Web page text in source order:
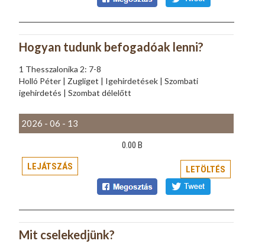
Hogyan tudunk befogadóak lenni?
1 Thesszalonika 2: 7-8
Holló Péter | Zugliget | Igehirdetések | Szombati
igehirdetés | Szombat délelőtt
2026 - 06 - 13
0.00 B
LEJÁTSZÁS
LETÖLTÉS
Mit cselekedjünk?